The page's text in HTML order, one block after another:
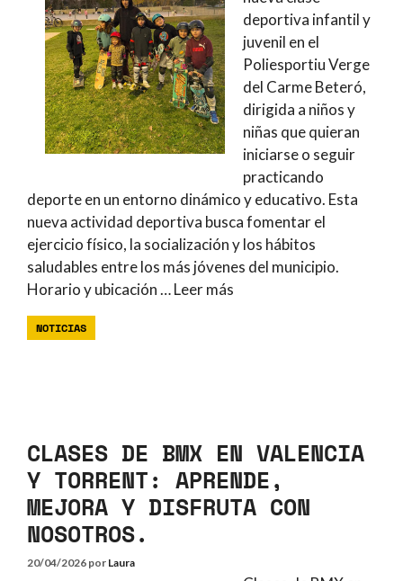
deportiva infantil y
juvenil en el
Poliesportiu Verge
del Carme Beteró,
dirigida a niños y
niñas que quieran
iniciarse o seguir
practicando
deporte en un entorno dinámico y educativo. Esta
nueva actividad deportiva busca fomentar el
ejercicio físico, la socialización y los hábitos
saludables entre los más jóvenes del municipio.
Horario y ubicación …Leer más
NOTICIAS
CLASES DE BMX EN VALENCIA
Y TORRENT: APRENDE,
MEJORA Y DISFRUTA CON
NOSOTROS.
20/04/2026 por Laura